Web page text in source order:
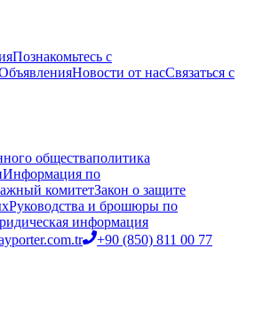
Познакомьтесь с
Новости от насСвязаться с
обществаполитика
Информация по
комитетЗакон о защите
Руководства и брошюры по
информация
+90 (850) 811 00 77